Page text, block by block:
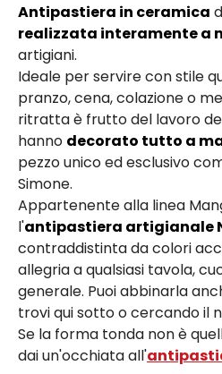
Antipastiera in ceramica
realizzata interamente a
artigiani.
Ideale per servire con stile
pranzo, cena, colazione o
ritratta è frutto del lavoro
hanno decorato tutto a
pezzo unico ed esclusivo
Simone.
Appartenente alla linea
l'antipastiera artigianale
contraddistinta da colori
allegria a qualsiasi tavola,
generale. Puoi abbinarla
trovi qui sotto o cercando il
Se la forma tonda non è
dai un'occhiata all'